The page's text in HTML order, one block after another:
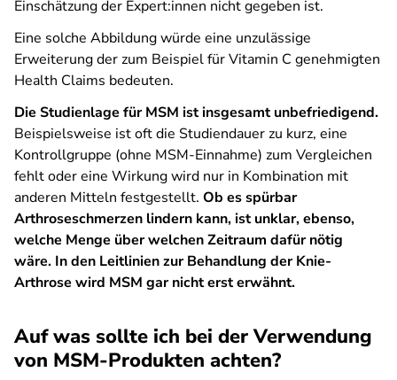
Einschätzung der Expert:innen nicht gegeben ist.
Eine solche Abbildung würde eine unzulässige
Erweiterung der zum Beispiel für Vitamin C genehmigten
Health Claims bedeuten.
Die Studienlage für MSM ist insgesamt unbefriedigend.
Beispielsweise ist oft die Studiendauer zu kurz, eine
Kontrollgruppe (ohne MSM-Einnahme) zum Vergleichen
fehlt oder eine Wirkung wird nur in Kombination mit
anderen Mitteln festgestellt. Ob es spürbar
Arthroseschmerzen lindern kann, ist unklar, ebenso,
welche Menge über welchen Zeitraum dafür nötig
wäre. In den Leitlinien zur Behandlung der Knie-
Arthrose wird MSM gar nicht erst erwähnt.
Auf was sollte ich bei der Verwendung
von MSM-Produkten achten?